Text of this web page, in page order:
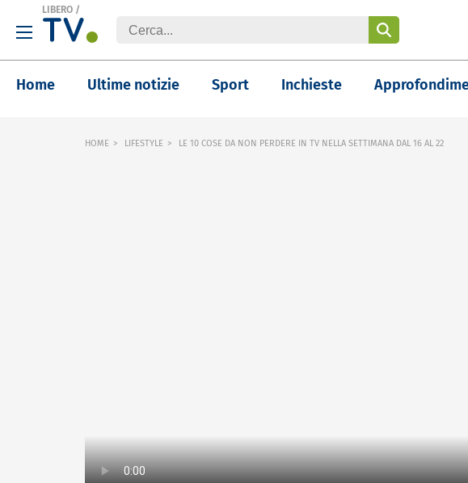
LIBERO /
Home Ultime notizie Sport Inchieste
HOME LIFESTYLE LE 10 COSE DA NON PERDERE IN TV NELLA SETTIMANA DAL 16 AL 22